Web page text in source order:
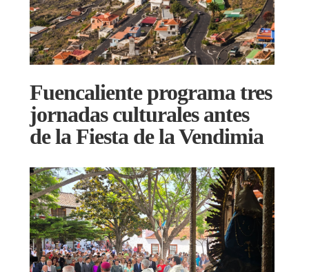
Fuencaliente programa tres
jornadas culturales antes
de la Fiesta de la Vendimia